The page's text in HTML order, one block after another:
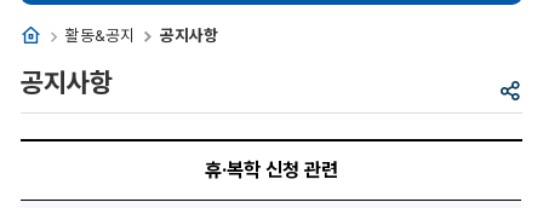
홈 활동&공지 공지사항
공
공지사항
학
휴·복학 신청 관련